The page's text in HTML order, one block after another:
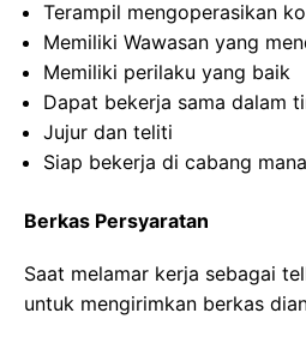
Terampil mengoperasikan
Memiliki Wawasan yang
Memiliki perilaku yang baik
Dapat bekerja sama dalam
Jujur dan teliti
Siap bekerja di cabang
Berkas Persyaratan
Saat melamar kerja sebagai
untuk mengirimkan berkas